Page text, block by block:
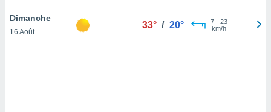
à
en
le
Dimanche
16 Août
33° / 20° 7- 23
km/h